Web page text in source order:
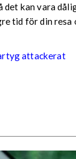
det kan vara
tid för din resa
attackerat